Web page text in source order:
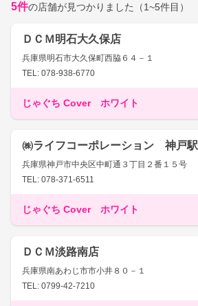
5件の店舗が見つかりました （1~5件目）
ＤＣＭ明石大久保店
兵庫県明石市大久保町西脇６４－１
TEL: 078-938-6770
じゃぐち Cover ホワイト
㈱ライフコーポレーション 神戸
兵庫県神戸市中央区中町通３丁目２番１５号
TEL: 078-371-6511
じゃぐち Cover ホワイト
ＤＣＭ淡路南店
兵庫県南あわじ市市小井８０－１
TEL: 0799-42-7210